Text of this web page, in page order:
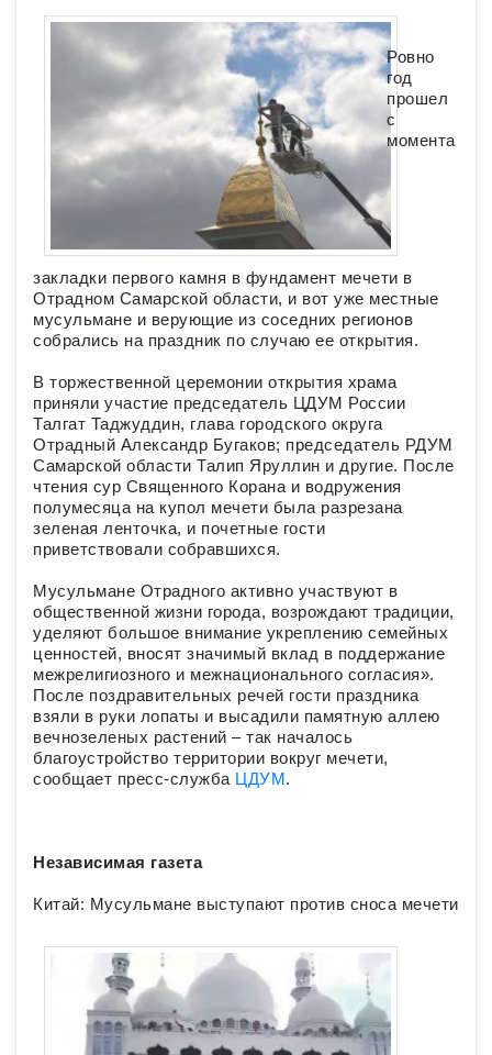
Ровно
год
прошел
с
момента
закладки первого камня в фундамент мечети в
Отрадном Самарской области, и вот уже местные
мусульмане и верующие из соседних регионов
собрались на праздник по случаю ее открытия.
В торжественной церемонии открытия храма
приняли участие председатель ЦДУМ России
Талгат Таджуддин, глава городского округа
Отрадный Александр Бугаков; председатель РДУМ
Самарской области Талип Яруллин и другие. После
чтения сур Священного Корана и водружения
полумесяца на купол мечети была разрезана
зеленая ленточка, и почетные гости
приветствовали собравшихся.
Мусульмане Отрадного активно участвуют в
общественной жизни города, возрождают традиции,
уделяют большое внимание укреплению семейных
ценностей, вносят значимый вклад в поддержание
межрелигиозного и межнационального согласия».
После поздравительных речей гости праздника
взяли в руки лопаты и высадили памятную аллею
вечнозеленых растений – так началось
благоустройство территории вокруг мечети,
сообщает пресс-служба ЦДУМ.
Независимая газета
Китай: Мусульмане выступают против сноса мечети